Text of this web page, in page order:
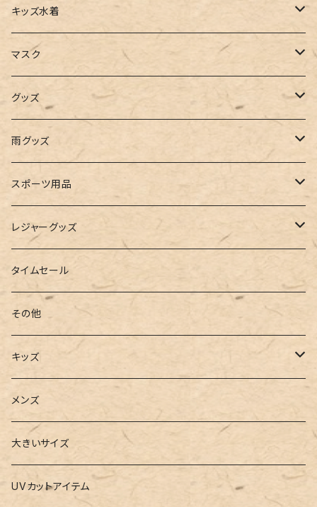
タンクトップ
キャミソール
インナー
ビスチェ
サロペット
ガウチョ
レギンス
その他
スニーカー
フラットシューズ
レインシューズ
レースアップ
ルームシューズ
インソール
ローファー
バックパック
カゴバッグ
エコバッグ
リュック
ハンドバッグ
ボストンバッグ
ワンピース
ビキニ
ワンショルダー
オフショルダー
バンドゥ
タンキニ
キャミキニ
フィットネス
2点セット
3点セット
4点セット
5点セット
キッズ水着
女の子
男の子
ユニセックス
マスク
アクセサリー
マスクケース
グッズ
帽子
ストール・マフラー
手袋
ポーチ
パスケース
ウォレット
カードケース
キーケース
メガネチェーン
雨グッズ
レインコート
スポーツ用品
トレーニング・スポーツウェア
トレーニンググッズ
ヨガウェア
ヨガソックス
ヨガグッズ
ヨガマット
レジャーグッズ
ビーチグッズ
タイムセール
その他
キッズ
Girls
水着
バレー
Boys
水着
グッズ
メンズ
大きいサイズ
UVカットアイテム